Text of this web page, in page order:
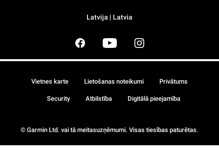
Latvija | Latvia
© Garmin Ltd. vai tā meitasuzņēmumi. Visas tiesības paturētas.
Vietnes karte Lietošanas noteikumi Privātums
Security Atbilstība Digitālā pieejamība